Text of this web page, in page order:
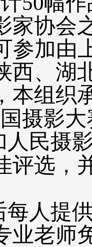
家协会
参加由
西、湖
本组织
摄影大
人民摄
评选，
每人提
业老师